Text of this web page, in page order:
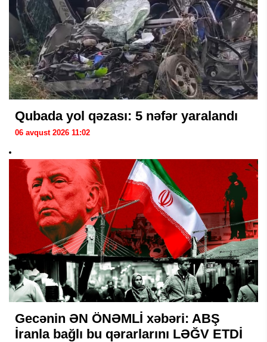
Qubada yol qəzası: 5 nəfər yaralandı
06 avqust 2026 11:02
Gecənin ƏN ÖNƏMLİ xəbəri: ABŞ
İranla bağlı bu qərarlarını LƏĞV ETDİ